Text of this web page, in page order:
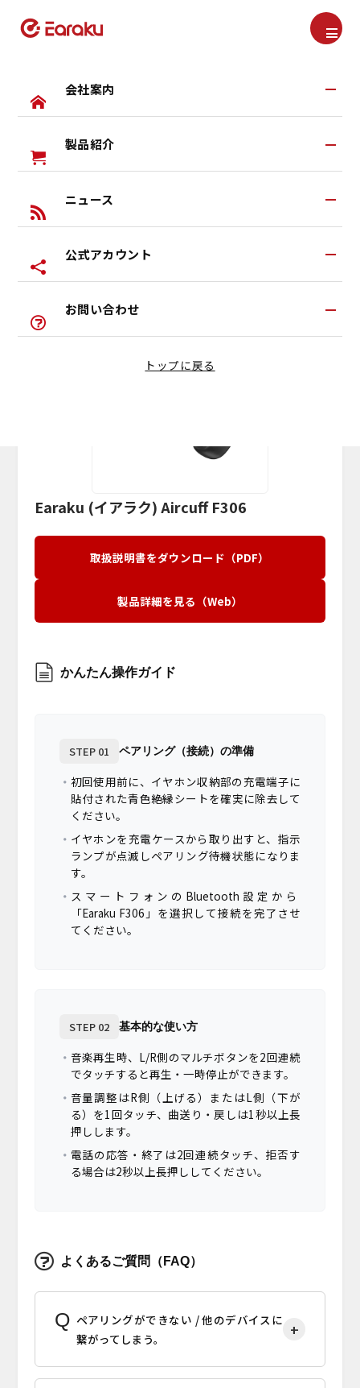
会社案内
会社案内TOP
研究・開発
製品紹介
すべての製品
イヤカフ式イヤホン
左右一体型イヤホン
マイク脱着式イヤホン
小型スピーカー
ニュース
ブログ公式アカウント
公式LINEアカウント
公式Instagramアカウント
お問い合わせ
トップに戻る
TOP 取扱説明書 イヤーカフ型イヤホン F306
2025.05.23
Earaku (イアラク) Aircuff F306
取扱説明書をダウンロード（PDF）
製品詳細を見る（Web）
かんたん操作ガイド
STEP 01 ペアリング（接続）の準備
初回使用前に、イヤホン収納部の充電端子に
貼付された青色絶縁シートを確実に除去して
ください。
イヤホンを充電ケースから取り出すと、指示
ランプが点滅しペアリング待機状態になりま
す。
スマートフォンのBluetooth設定から
「Earaku F306」を選択して接続を完了させ
てください。
STEP 02 基本的な使い方
音楽再生時、L/R側のマルチボタンを2回連続
でタッチすると再生・一時停止ができます。
音量調整はR側（上げる）またはL側（下が
る）を1回タッチ、曲送り・戻しは1秒以上長
押しします。
電話の応答・終了は2回連続タッチ、拒否す
る場合は2秒以上長押ししてください。
よくあるご質問（FAQ）
ペアリングができない / 他のデバイスに
繋がってしまう。